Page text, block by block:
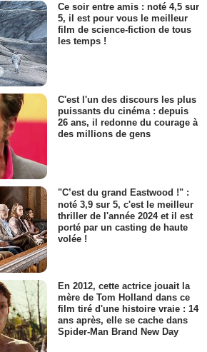
Ce soir entre amis : noté 4,5 sur
5, il est pour vous le meilleur
film de science-fiction de tous
les temps !
C'est l'un des discours les plus
puissants du cinéma : depuis
26 ans, il redonne du courage à
des millions de gens
"C’est du grand Eastwood !" :
noté 3,9 sur 5, c'est le meilleur
thriller de l'année 2024 et il est
porté par un casting de haute
volée !
En 2012, cette actrice jouait la
mère de Tom Holland dans ce
film tiré d'une histoire vraie : 14
ans après, elle se cache dans
Spider-Man Brand New Day